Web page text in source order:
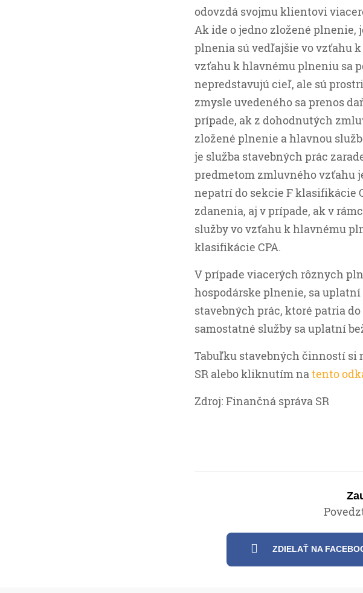
odovzdá svojmu klientovi
Ak ide o jedno zložené plnenie,
plnenia sú vedľajšie vo vzťahu
vzťahu k hlavnému plneniu sa
nepredstavujú cieľ, ale sú
zmysle uvedeného sa prenos
prípade, ak z dohodnutých
zložené plnenie a hlavnou
je služba stavebných prác
predmetom zmluvného vzťahu
nepatrí do sekcie F klasifikácie
zdanenia, aj v prípade, ak v
služby vo vzťahu k hlavnému
klasifikácie CPA.
V prípade viacerých rôznych
hospodárske plnenie, sa
stavebných prác, ktoré patria
samostatné služby sa uplatní
Tabuľku stavebných činností si
SR alebo kliknutím natento
Zdroj: Finančná správa SR
ZDIELAŤ NA